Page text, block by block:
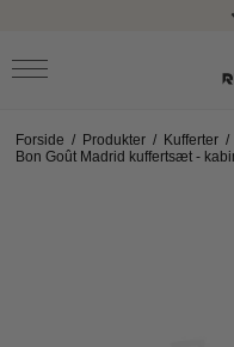
Forside / Produkter / Kufferter /
Bon Goût Madrid kuffertsæt -